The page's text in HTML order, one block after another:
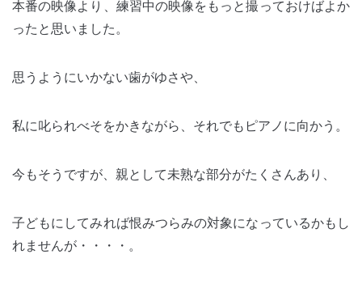
本番の映像より、練習中の映像をもっと撮っておけばよか
ったと思いました。
思うようにいかない歯がゆさや、
私に叱られべそをかきながら、それでもピアノに向かう。
今もそうですが、親として未熟な部分がたくさんあり、
子どもにしてみれば恨みつらみの対象になっているかもし
れませんが・・・・。